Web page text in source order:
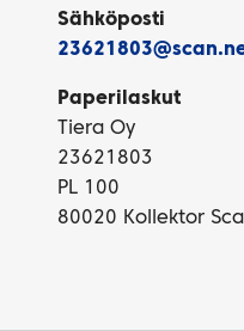
Sähköposti
Paperilaskut
Tiera Oy
23621803
PL 100
80020 Kollektor